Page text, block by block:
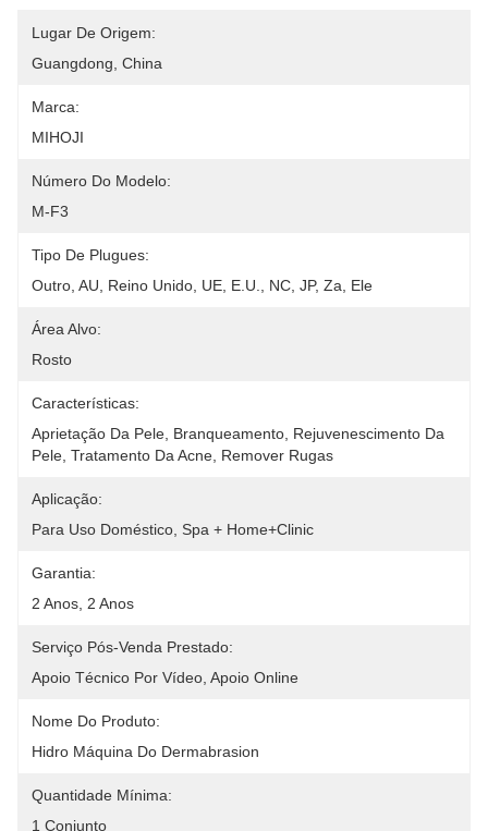
Lugar De Origem:
Guangdong, China
Marca:
MIHOJI
Número Do Modelo:
M-F3
Tipo De Plugues:
Outro, AU, Reino Unido, UE, E.U., NC, JP, Za, Ele
Área Alvo:
Rosto
Características:
Aprietação Da Pele, Branqueamento, Rejuvenescimento Da
Pele, Tratamento Da Acne, Remover Rugas
Aplicação:
Para Uso Doméstico, Spa + Home+Clinic
Garantia:
2 Anos, 2 Anos
Serviço Pós-Venda Prestado:
Apoio Técnico Por Vídeo, Apoio Online
Nome Do Produto:
Hidro Máquina Do Dermabrasion
Quantidade Mínima:
1 Conjunto